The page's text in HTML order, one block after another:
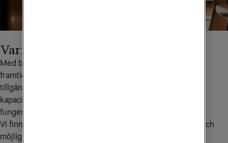
Varför bredband från Tele2?
Med bredband från Tele2 får du en stabil, snabb och
framtidssäker lösning, byggd för dig som kräver hög
tillgänglighet för din verksamhet. Du kan enkelt anpassa
kapacitet och tjänster när behoven ändras och får en väl
fungerande grund för ett digitalt arbetssätt.
Vi finns här för dig - med trygg support, tydliga tjänster och
möjlighet att kombinera uppkopplingen med de